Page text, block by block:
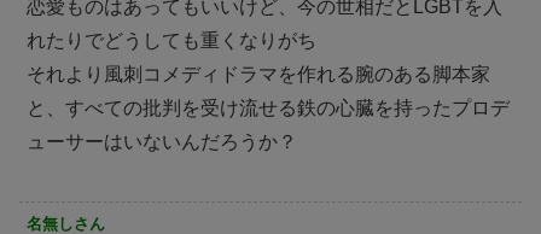
恋愛ものはあってもいいけど、今の世相だとLGBTを入
れたりでどうしても重くなりがち
それより風刺コメディドラマを作れる腕のある脚本家
と、すべての批判を受け流せる鉄の心臓を持ったプロデ
ューサーはいないんだろうか？
名無しさん